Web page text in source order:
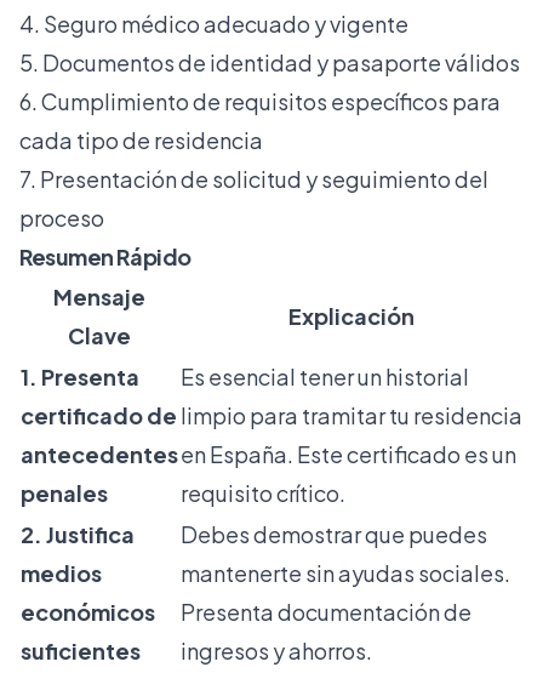
4. Seguro médico adecuado y vigente
5. Documentos de identidad y pasaporte válidos
6. Cumplimiento de requisitos específicos para
cada tipo de residencia
7. Presentación de solicitud y seguimiento del
proceso
Resumen Rápido
Mensaje
Clave
Explicación
1. Presenta
certificado de
antecedentes
penales
Es esencial tener un historial
limpio para tramitar tu residencia
en España. Este certificado es un
requisito crítico.
2. Justifica
medios
económicos
suficientes
Debes demostrar que puedes
mantenerte sin ayudas sociales.
Presenta documentación de
ingresos y ahorros.